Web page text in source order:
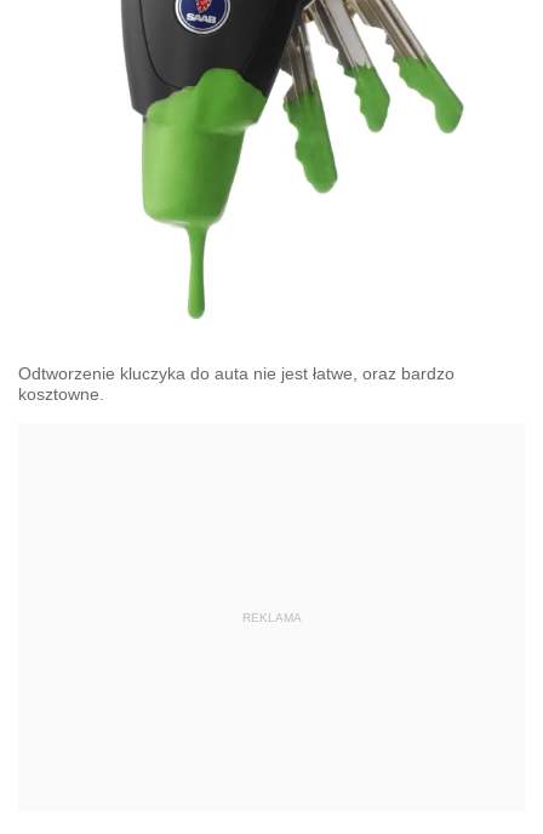
Odtworzenie kluczyka do auta nie jest łatwe, oraz bardzo
kosztowne.